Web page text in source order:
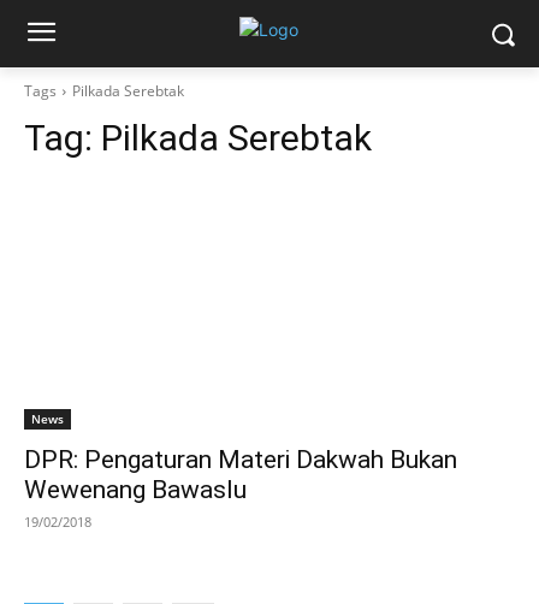
Tags Pilkada Serebtak
Tag: Pilkada Serebtak
News
DPR: Pengaturan Materi Dakwah Bukan
Wewenang Bawaslu
19/02/2018